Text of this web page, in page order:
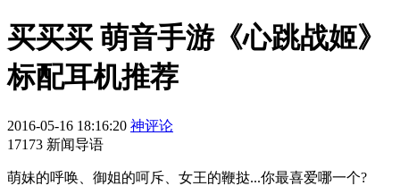
买买买 萌音手游《心跳战姬》
标配耳机推荐
2016-05-16 18:16:20 神评论
17173 新闻导语
萌妹的呼唤、御姐的呵斥、女王的鞭挞...你最喜爱哪一个?